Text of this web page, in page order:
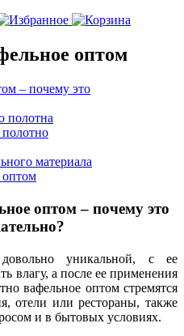
оптом
– почему это
полотна
полотно
материала
оптом
оптом – почему это
уникальной, с ее
влагу, а после ее применения
вафельное оптом стремятся
отели или рестораны, также
и в бытовых условиях.